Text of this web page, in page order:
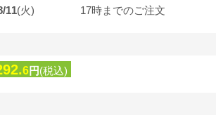
11(火) 17時までのご注文
6円(税込)